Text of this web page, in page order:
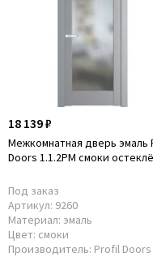
18 139 ₽
Межкомнатная дверь эмаль
Doors 1.1.2PM смоки
Под заказ
Артикул: 9260
Материал: эмаль
Цвет: смоки
Производитель: Profil Doors